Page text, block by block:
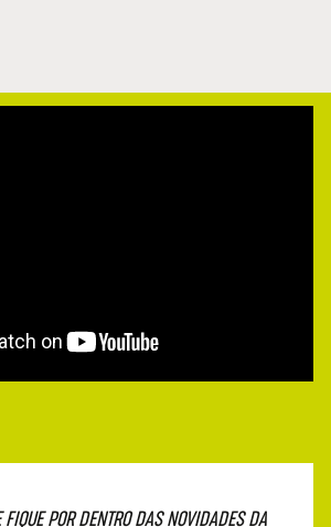
POR DENTRO DAS NOVIDADES DA